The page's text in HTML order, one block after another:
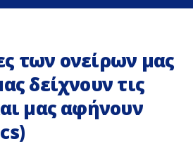
των ονείρων μας
δείχνουν τις
μας αφήνουν